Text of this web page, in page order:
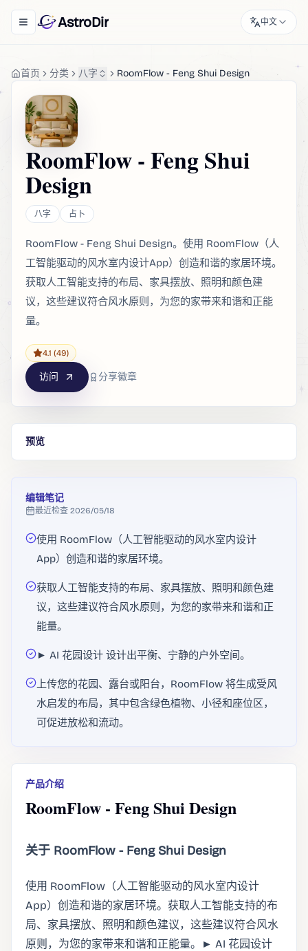
Toggle navigation menu
AstroDir 中文
首页 分类 八字 RoomFlow - Feng Shui Design
RoomFlow - Feng Shui
Design
八字 占卜
RoomFlow - Feng Shui Design。使用 RoomFlow（人
工智能驱动的风水室内设计App）创造和谐的家居环境。
获取人工智能支持的布局、家具摆放、照明和颜色建
议，这些建议符合风水原则，为您的家带来和谐和正能
量。
4.1 (49)
访问 分享徽章
预览
编辑笔记
最近检查 2026/05/18
使用 RoomFlow（人工智能驱动的风水室内设计
App）创造和谐的家居环境。
获取人工智能支持的布局、家具摆放、照明和颜色建
议，这些建议符合风水原则，为您的家带来和谐和正
能量。
► AI 花园设计 设计出平衡、宁静的户外空间。
上传您的花园、露台或阳台，RoomFlow 将生成受风
水启发的布局，其中包含绿色植物、小径和座位区，
可促进放松和流动。
产品介绍
RoomFlow - Feng Shui Design
关于 RoomFlow - Feng Shui Design
使用 RoomFlow（人工智能驱动的风水室内设计
App）创造和谐的家居环境。获取人工智能支持的布
局、家具摆放、照明和颜色建议，这些建议符合风水
原则，为您的家带来和谐和正能量。► AI 花园设计